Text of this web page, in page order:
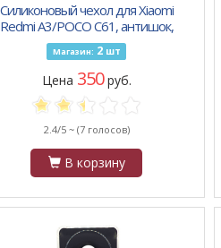
Силиконовый чехол для Xiaomi
Redmi A3/POCO C61, антишок,
оранжевые и синие листья
Магазин: 2шт
Цена 350руб.
2.4/5 ~ (7 голосов)
В корзину